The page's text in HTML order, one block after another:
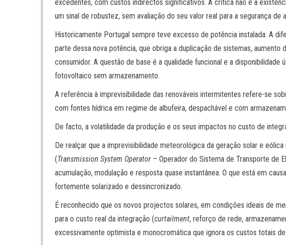
excedentes, com custos indirectos significativos. A crítica não é à
um sinal de robustez, sem avaliação do seu valor real para a segurança de
Historicamente Portugal sempre teve excesso de potência instalada. A
parte dessa nova potência, que obriga a duplicação de sistemas,
consumidor. A questão de base é a qualidade funcional e a
fotovoltaico sem armazenamento.
A referência à imprevisibilidade das renováveis intermitentes refere-se
com fontes hídrica em regime de albufeira, despachável e com
De facto, a volatilidade da produção e os seus impactos no custo de
De realçar que a imprevisibilidade meteorológica da geração solar e
(Transmission System Operator – Operador do Sistema de Transporte de
acumulação, modulação e resposta quase instantânea. O que está em
fortemente solarizado e dessincronizado.
É reconhecido que os novos projectos solares, em condições ideais de
para o custo real da integração (curtailment, reforço de rede,
excessivamente optimista e monocromática que ignora os custos totais